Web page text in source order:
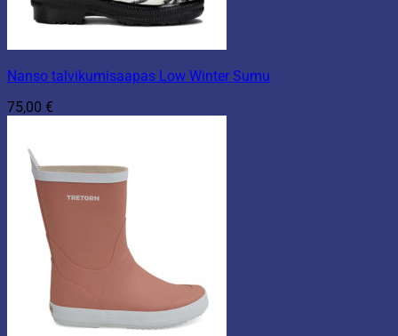
Nanso talvikumisaapas Low Winter Sumu
75,00 €